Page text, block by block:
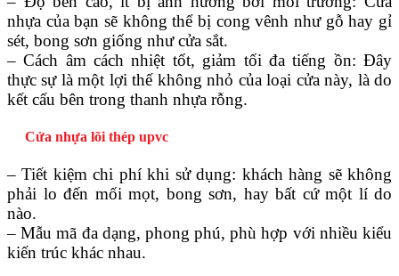
Liên Hệ
nhựa của bạn sẽ không thể bị cong vênh như gỗ hay gỉ
sét, bong sơn giống như cửa sắt.
– Cách âm cách nhiệt tốt, giảm tối đa tiếng ồn: Đây
thực sự là một lợi thế không nhỏ của loại cửa này, là do
kết cấu bên trong thanh nhựa rỗng.
Cửa nhựa lõi thép upvc
– Tiết kiệm chi phí khi sử dụng: khách hàng sẽ không
phải lo đến mối mọt, bong sơn, hay bất cứ một lí do
nào.
– Mẫu mã đa dạng, phong phú, phù hợp với nhiều kiểu
kiến trúc khác nhau.